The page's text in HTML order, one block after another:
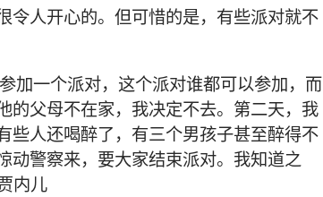
令人开心的。但可惜的是，有些派对就不
加一个派对，这个派对谁都可以参加，而
的父母不在家，我决定不去。第二天，我
些人还喝醉了，有三个男孩子甚至醉得不
动警察来，要大家结束派对。我知道之
内儿